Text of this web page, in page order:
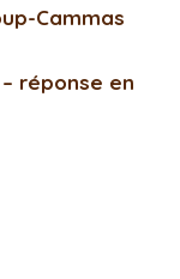
Cammas
réponse en